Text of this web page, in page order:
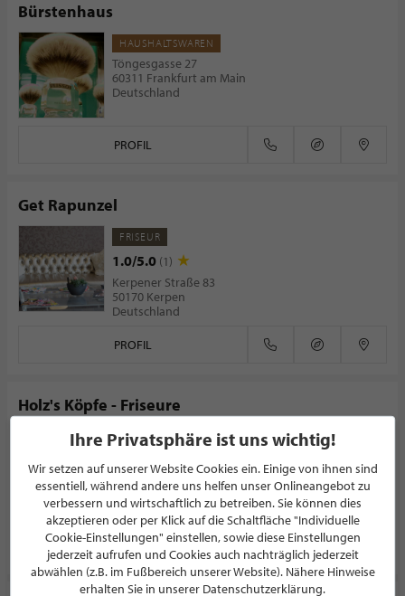
Bürstenhaus
HAUSHALTSWAREN
Töngesgasse 27
60311 Frankfurt am Main
Deutschland
PROFIL
Get Rapunzel
FRISEUR
1.0/5.0 (1)
Kerpener Straße 83
50170 Kerpen
Deutschland
PROFIL
Holz's Köpfe - Friseure
FRISEUR
5.0/5.0(1)
Walddörferstraße 163
22047 Hamburg
Deutschland
PROFIL
Ihre Privatsphäre ist uns wichtig!
Wir setzen auf unserer Website Cookies ein. Einige von ihnen sind
essentiell, während andere uns helfen unser Onlineangebot zu
verbessern und wirtschaftlich zu betreiben. Sie können dies
akzeptieren oder per Klick auf die Schaltfläche "Individuelle
Cookie-Einstellungen" einstellen, sowie diese Einstellungen
jederzeit aufrufen und Cookies auch nachträglich jederzeit
abwählen (z.B. im Fußbereich unserer Website). Nähere Hinweise
erhalten Sie in unserer Datenschutzerklärung.